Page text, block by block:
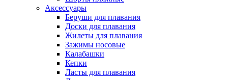
Аксессуары
Беруши для плавания
Доски для плавания
Жилеты для плавания
Зажимы носовые
Калабашки
Кепки
Ласты для плавания